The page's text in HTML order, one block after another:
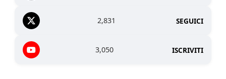
2,831 SEGUICI
3,050 ISCRIVITI